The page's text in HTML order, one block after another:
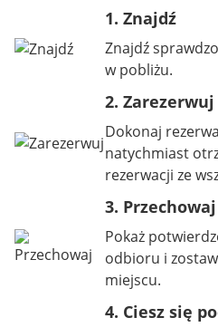
1. Znajdź
Znajdź
w pobliżu.
2. Zarezerwuj
Dokonaj
natychmiast
rezerwacji ze
3. Przechowaj
Pokaż
odbioru i
miejscu.
4. Ciesz się